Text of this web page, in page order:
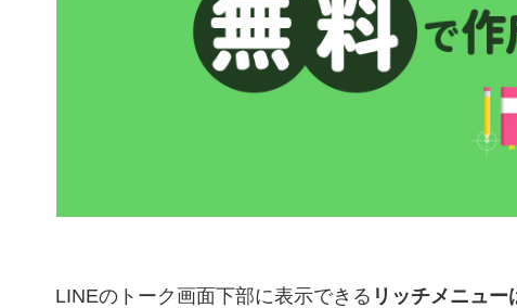
LINEのトーク画面下部に表示できる リッチメニュ